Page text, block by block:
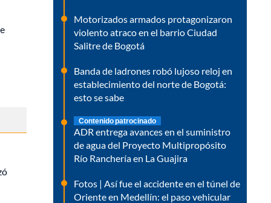
Motorizados armados protagonizaron
violento atraco en el barrio Ciudad
Salitre de Bogotá
Banda de ladrones robó lujoso reloj en
establecimiento del norte de Bogotá:
esto se sabe
Contenido patrocinado
ADR entrega avances en el suministro
de agua del Proyecto Multipropósito
Río Ranchería en La Guajira
Fotos | Así fue el accidente en el túnel de
Oriente en Medellín: el paso vehicular